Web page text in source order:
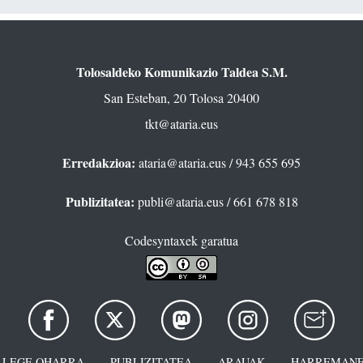
Tolosaldeko Komunikazio Taldea S.M.
San Esteban, 20 Tolosa 20400
tkt@ataria.eus
Erredakzioa: ataria@ataria.eus/ 943 655 695
Publizitatea: publi@ataria.eus/ 661 678 818
Codesyntaxek garatua